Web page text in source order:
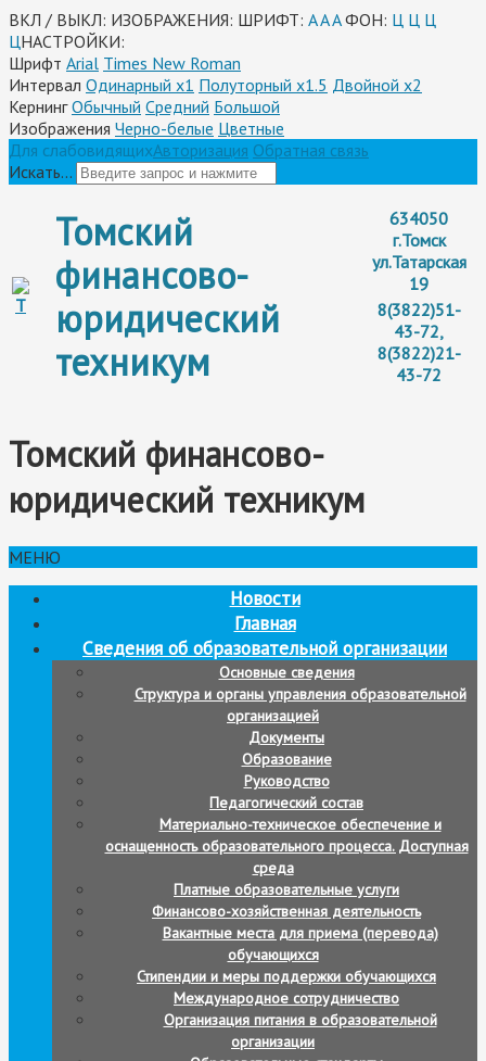
ВКЛ / ВЫКЛ: ИЗОБРАЖЕНИЯ: ШРИФТ: AAA ФОН: Ц Ц Ц
ЦНАСТРОЙКИ:
Шрифт Arial Times New Roman
Интервал Одинарный х1 Полуторный х1.5 Двойной х2
КернингОбычный Средний Большой
Изображения Черно-белые Цветные
Для слабовидящихАвторизация Обратная связь
Искать...
Томский
финансово-
юридический
техникум
634050
г.Томск
ул.Татарская
19
8(3822)51-
43-72,
8(3822)21-
43-72
Томский финансово-
юридический техникум
МЕНЮ
Новости
Главная
Сведения об образовательной организации
Основные сведения
Структура и органы управления образовательной
организацией
Документы
Образование
Руководство
Педагогический состав
Материально-техническое обеспечение и
оснащенность образовательного процесса. Доступная
среда
Платные образовательные услуги
Финансово-хозяйственная деятельность
Вакантные места для приема (перевода)
обучающихся
Стипендии и меры поддержки обучающихся
Международное сотрудничество
Организация питания в образовательной
организации